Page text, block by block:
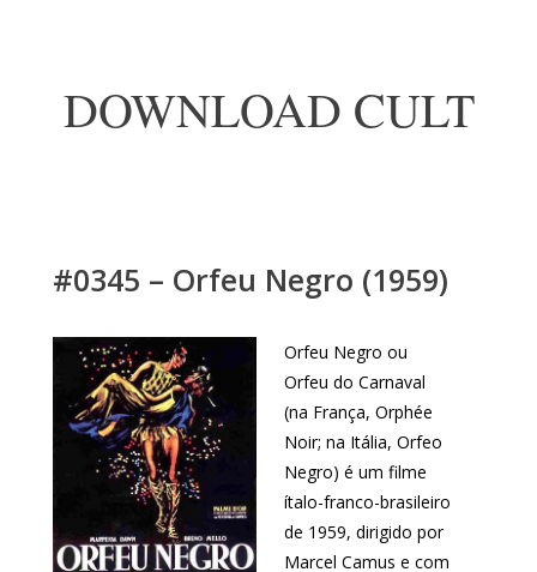
DOWNLOAD CULT
#0345 – Orfeu Negro (1959)
Orfeu Negro ou
Orfeu do Carnaval
(na França, Orphée
Noir; na Itália, Orfeo
Negro) é um filme
ítalo-franco-brasileiro
de 1959, dirigido por
Marcel Camus e com